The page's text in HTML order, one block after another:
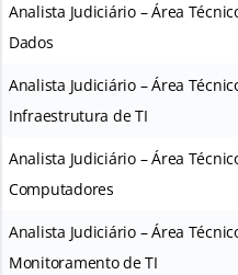
Analista Judiciário – Área
Dados
Analista Judiciário – Área
Infraestrutura de TI
Analista Judiciário – Área
Computadores
Analista Judiciário – Área
Monitoramento de TI